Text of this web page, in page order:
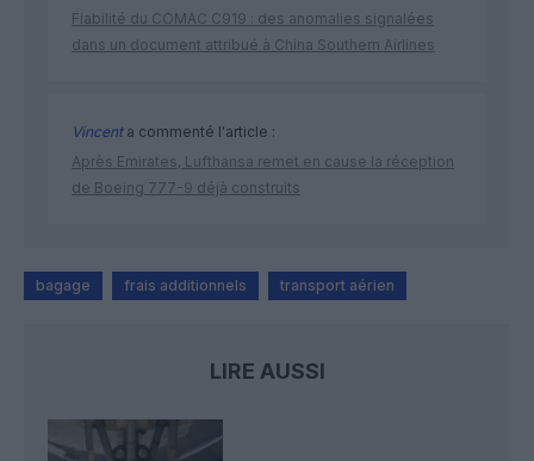
Fiabilité du COMAC C919 : des anomalies signalées
dans un document attribué à China Southern Airlines
Vincenta commenté l'article :
Après Emirates, Lufthansa remet en cause la réception
de Boeing 777-9 déjà construits
bagage frais additionnels transport aérien
LIRE AUSSI